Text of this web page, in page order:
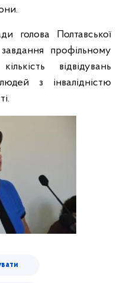
голова Полтавської
профільному
відвідувань
з інвалідністю